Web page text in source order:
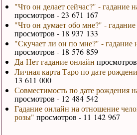
"Что он делает сейчас?" - гадание
просмотров - 23 671 167
"Что он думает обо мне?" -
просмотров - 18 937 133
"Скучает ли он по мне?" - гадание
просмотров - 18 576 859
Да-Нет гадание онлайн
Личная карта Таро по дате
13 611 000
Совместимость по дате рождения
просмотров - 12 484 542
Гадание онлайн на отношение
розы" просмотров - 11 142 967